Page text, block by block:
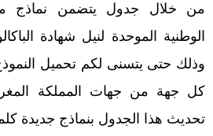
من خلال جدول يتضمن نماذج
الوطنية الموحدة لنيل شهادة
وذلك حتى يتسنى لكم تحميل
كل جهة من جهات المملكة
تحديث هذا الجدول بنماذج جديدة